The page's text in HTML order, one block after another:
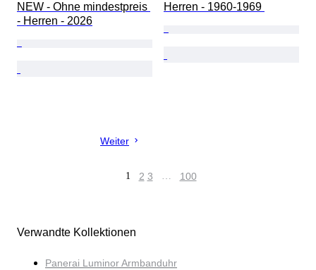
NEW - Ohne mindestpreis
- Herren - 2026
Herren - 1960-1969
Weiter
1 2 3 … 100
Verwandte Kollektionen
Panerai Luminor Armbanduhr